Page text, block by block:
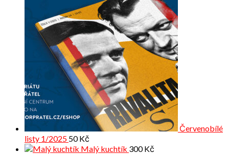
Červenobílé
listy 1/2025 50Kč
Malý kuchtík 300Kč